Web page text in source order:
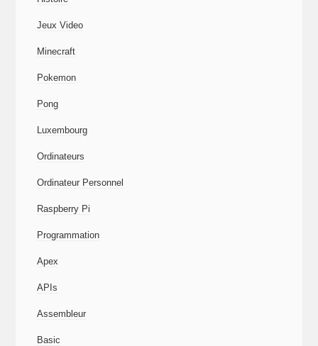
Jeux Video
Minecraft
Pokemon
Pong
Luxembourg
Ordinateurs
Ordinateur Personnel
Raspberry Pi
Programmation
Apex
APIs
Assembleur
Basic